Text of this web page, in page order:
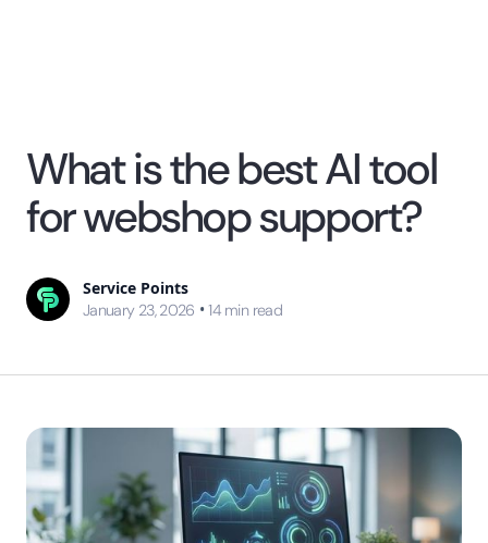
What is the best AI tool
for webshop support?
Service Points
January 23, 2026 • 14 min read